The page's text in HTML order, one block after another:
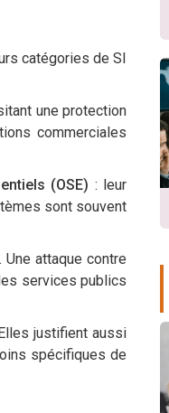
catégories de SI
une protection
commerciales
(OSE) : leur
sont souvent
attaque contre
services publics
justifient aussi
spécifiques de